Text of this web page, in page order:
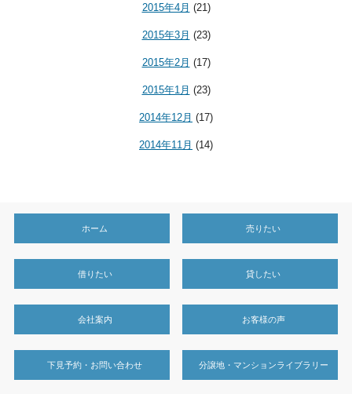
2015年4月 (21)
2015年3月 (23)
2015年2月 (17)
2015年1月 (23)
2014年12月 (17)
2014年11月 (14)
ホーム 売りたい
借りたい 貸したい
会社案内 お客様の声
下見予約・お問い合わせ 分譲地・マンションライブラリー